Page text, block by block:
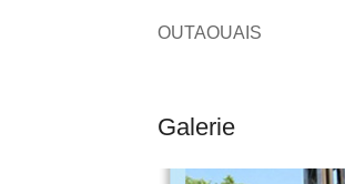
OUTAOUAIS